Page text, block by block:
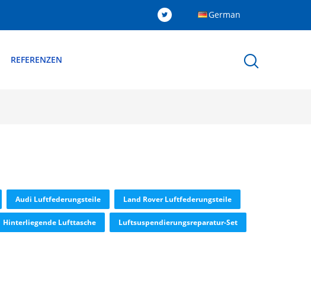
German
REFERENZEN
Audi Luftfederungsteile Land Rover Luftfederungsteile
Hinterliegende Lufttasche Luftsuspendierungsreparatur-Set